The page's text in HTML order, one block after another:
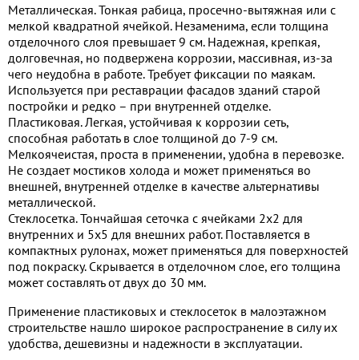
Металлическая. Тонкая рабица, просечно-вытяжная или с
мелкой квадратной ячейкой. Незаменима, если толщина
отделочного слоя превышает 9 см. Надежная, крепкая,
долговечная, но подвержена коррозии, массивная, из-за
чего неудобна в работе. Требует фиксации по маякам.
Используется при реставрации фасадов зданий старой
постройки и редко – при внутренней отделке.
Пластиковая. Легкая, устойчивая к коррозии сеть,
способная работать в слое толщиной до 7-9 см.
Мелкоячеистая, проста в применении, удобна в перевозке.
Не создает мостиков холода и может применяться во
внешней, внутренней отделке в качестве альтернативы
металлической.
Стеклосетка. Тончайшая сеточка с ячейками 2х2 для
внутренних и 5х5 для внешних работ. Поставляется в
компактных рулонах, может применяться для поверхностей
под покраску. Скрывается в отделочном слое, его толщина
может составлять от двух до 30 мм.
Применение пластиковых и стеклосеток в малоэтажном
строительстве нашло широкое распространение в силу их
удобства, дешевизны и надежности в эксплуатации.